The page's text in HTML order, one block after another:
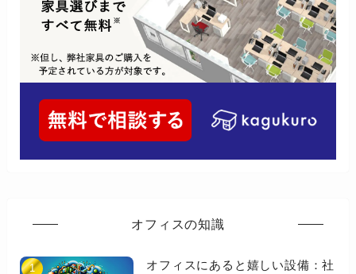
オフィスの知識
オフィスにあると嬉しい設備：社